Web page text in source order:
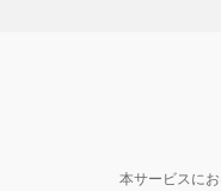
本サービスに